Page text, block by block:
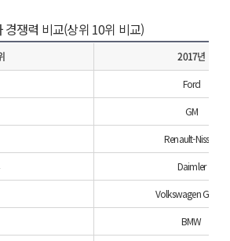
경쟁력 비교(상위 10위 비교)
2017년
Ford
GM
Renault-Nissan
Daimler
Volkswagen Group
BMW